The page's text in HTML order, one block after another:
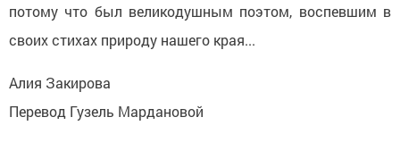
потому что был великодушным поэтом, воспевшим в
своих стихах природу нашего края...
Алия Закирова
Перевод Гузель Мардановой